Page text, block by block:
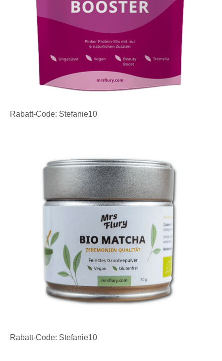
Rabatt-Code: Stefanie10
Rabatt-Code: Stefanie10